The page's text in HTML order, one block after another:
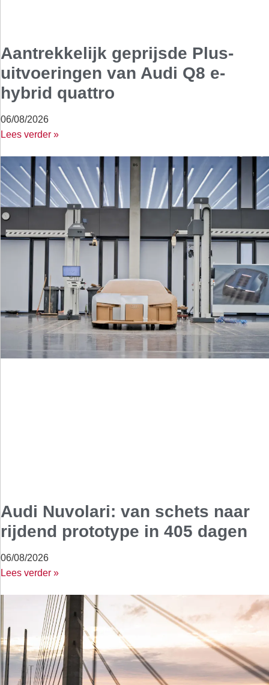
Aantrekkelijk geprijsde Plus-
uitvoeringen van Audi Q8 e-
hybrid quattro
06/08/2026
Lees verder »
Audi Nuvolari: van schets naar
rijdend prototype in 405 dagen
06/08/2026
Lees verder »